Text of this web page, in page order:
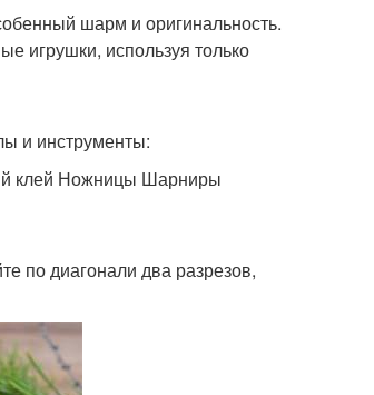
шарм и оригинальность.
игрушки, используя только
и инструменты:
клей Ножницы Шарниры
по диагонали два разрезов,